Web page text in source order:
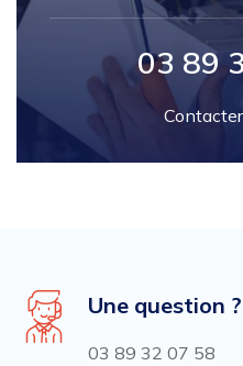
03 89
Une question ?
03 89 32 07 58